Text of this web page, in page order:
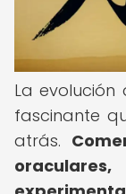
La evolución
fascinante
atrás.